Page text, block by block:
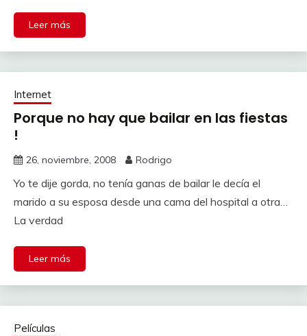
Leer más
Internet
Porque no hay que bailar en las fiestas
!
26, noviembre, 2008 Rodrigo
Yo te dije gorda, no tenía ganas de bailar le decía el
marido a su esposa desde una cama del hospital a otra…
La verdad
Leer más
Películas